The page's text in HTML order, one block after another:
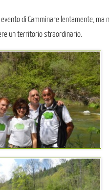
di Camminare lentamente, ma
un territorio straordinario.